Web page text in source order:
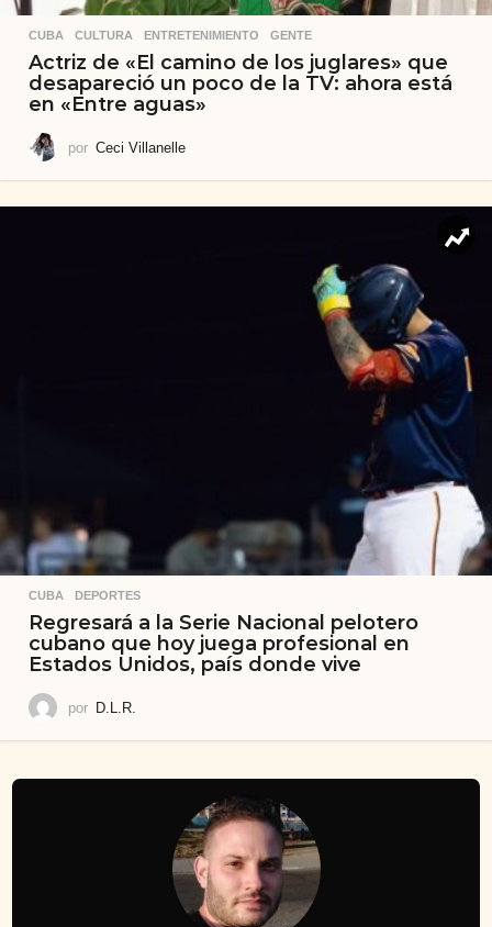
CUBA ,CULTURA ,ENTRETENIMIENTO ,GENTE
Actriz de «El camino de los juglares» que
desapareció un poco de la TV: ahora está
en «Entre aguas»
por Ceci Villanelle
CUBA ,DEPORTES
Regresará a la Serie Nacional pelotero
cubano que hoy juega profesional en
Estados Unidos, país donde vive
por D.L.R.